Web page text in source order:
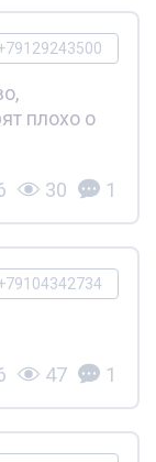
плохо о
30 1
47 1